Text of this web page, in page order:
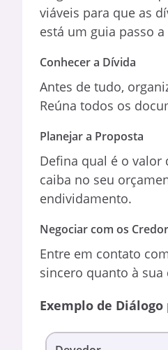
viáveis para que as
está um guia passo
Conhecer a Dívida
Antes de tudo,
Reúna todos os
Planejar a Proposta
Defina qual é o valor
caiba no seu
endividamento.
Negociar com os
Entre em contato
sincero quanto à
Exemplo de